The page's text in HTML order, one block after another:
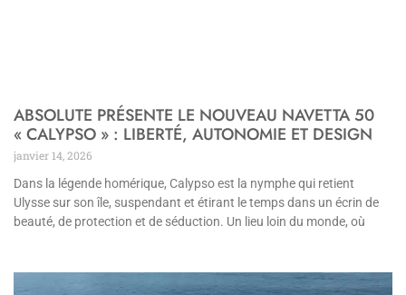
ABSOLUTE PRÉSENTE LE NOUVEAU NAVETTA 50
« CALYPSO » : LIBERTÉ, AUTONOMIE ET DESIGN
janvier 14, 2026
Dans la légende homérique, Calypso est la nymphe qui retient
Ulysse sur son île, suspendant et étirant le temps dans un écrin de
beauté, de protection et de séduction. Un lieu loin du monde, où